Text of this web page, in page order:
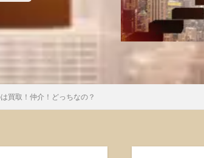
買取！仲介！どっちなの？